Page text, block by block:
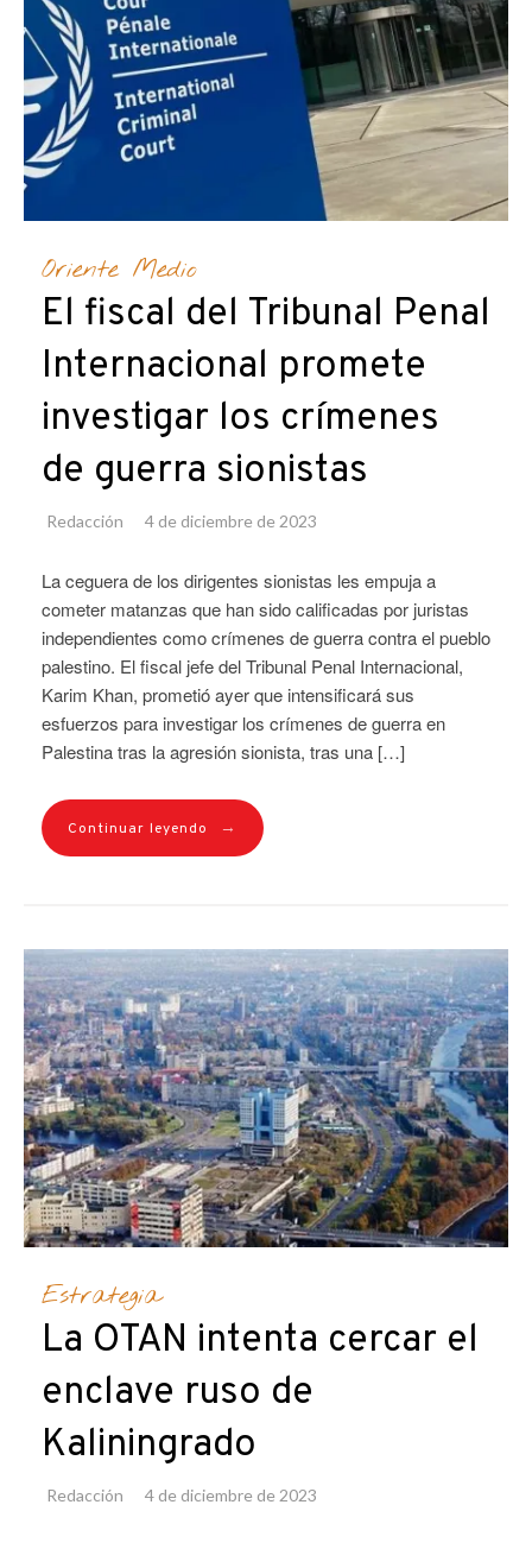
Oriente Medio
El fiscal del Tribunal Penal
Internacional promete
investigar los crímenes
de guerra sionistas
Redacción 4 de diciembre de 2023
La ceguera de los dirigentes sionistas les empuja a
cometer matanzas que han sido calificadas por juristas
independientes como crímenes de guerra contra el pueblo
palestino. El fiscal jefe del Tribunal Penal Internacional,
Karim Khan, prometió ayer que intensificará sus
esfuerzos para investigar los crímenes de guerra en
Palestina tras la agresión sionista, tras una […]
Continuar leyendo →
Estrategia
La OTAN intenta cercar el
enclave ruso de
Kaliningrado
Redacción 4 de diciembre de 2023